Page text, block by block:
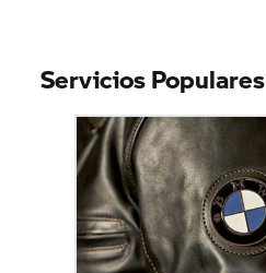
Servicios Populares